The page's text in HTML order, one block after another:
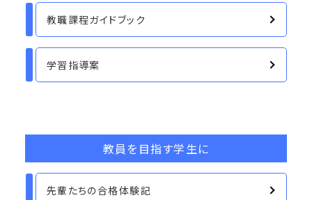
教職課程ガイドブック
学習指導案
教員を目指す学生に
先輩たちの合格体験記